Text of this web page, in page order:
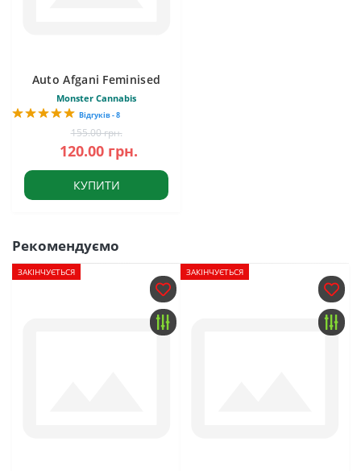
Auto Afgani Feminised
Monster Cannabis
Відгуків - 8
155.00 грн.
120.00 грн.
КУПИТИ
Рекомендуємо
ЗАКІНЧУЄТЬСЯ ЗАКІНЧУЄТЬСЯ